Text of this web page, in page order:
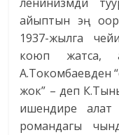
айыптын эң
1937-жылга
коюп жатса,
А.Токомбаевден
жок” – деп
ишендире
романдагы